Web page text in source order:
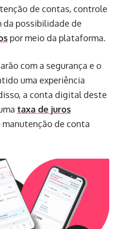
de contas, controle
da possibilidade de
por meio da plataforma.
com a segurança e o
uma experiência
a conta digital deste
taxa de juros
de conta